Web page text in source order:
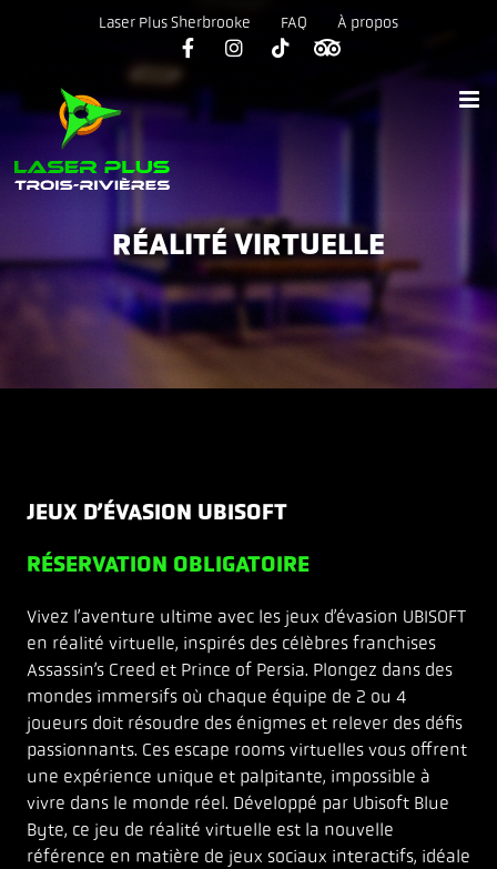
Laser Plus Sherbrooke FAQ À propos
RÉALITÉ VIRTUELLE
JEUX D’ÉVASION UBISOFT
RÉSERVATION OBLIGATOIRE
Vivez l’aventure ultime avec les jeux d’évasion UBISOFT
en réalité virtuelle, inspirés des célèbres franchises
Assassin’s Creed et Prince of Persia. Plongez dans des
mondes immersifs où chaque équipe de 2 ou 4
joueurs doit résoudre des énigmes et relever des défis
passionnants. Ces escape rooms virtuelles vous offrent
une expérience unique et palpitante, impossible à
vivre dans le monde réel. Développé par Ubisoft Blue
Byte, ce jeu de réalité virtuelle est la nouvelle
référence en matière de jeux sociaux interactifs, idéale